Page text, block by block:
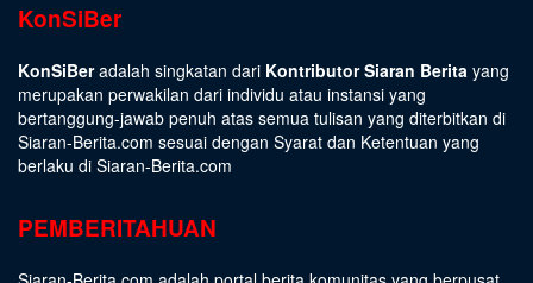
KonSiBer
KonSiBeradalah singkatan dari Kontributor Siaran Berita yang
merupakan perwakilan dari individu atau instansi yang
bertanggung-jawab penuh atas semua tulisan yang diterbitkan di
Siaran-Berita.com sesuai dengan Syarat dan Ketentuan yang
berlaku di Siaran-Berita.com
PEMBERITAHUAN